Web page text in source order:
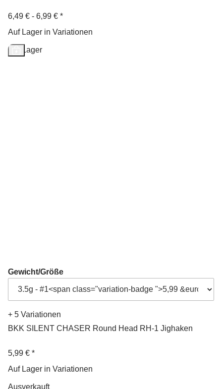
6,49 € - 6,99 € *
Auf Lager in Variationen
Auf Lager
Gewicht/Größe
+ 5 Variationen
BKK SILENT CHASER Round Head RH-1 Jighaken
5,99 € *
Auf Lager in Variationen
Ausverkauft